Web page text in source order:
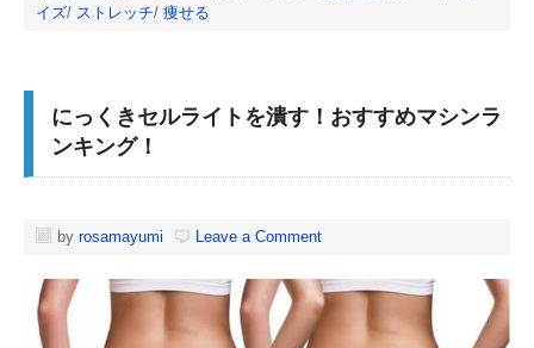
イズ/ ストレッチ/ 痩せる
にっくきセルライトを潰す！おすすめマシンラ
ンキング！
by rosamayumi Leave a Comment